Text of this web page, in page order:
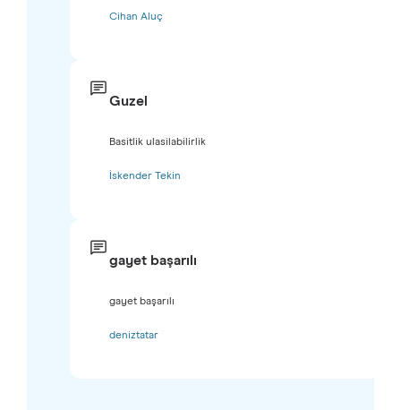
Cihan Aluç
Guzel
Basitlik ulasilabilirlik
İskender Tekin
gayet başarılı
gayet başarılı
deniztatar